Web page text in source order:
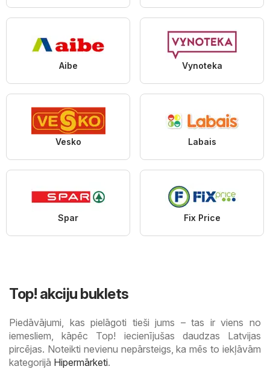
Aibe Vynoteka
Vesko Labais
Spar Fix Price
Top! akciju buklets
Piedāvājumi, kas pielāgoti tieši jums – tas ir viens no
iemesliem, kāpēc Top! iecienījušas daudzas Latvijas
pircējas. Noteikti nevienu nepārsteigs, ka mēs to iekļāvām
kategorijā Hipermārketi.